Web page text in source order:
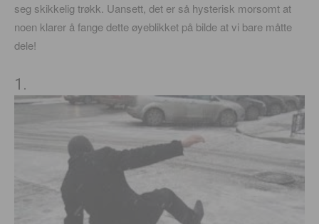
seg skikkelig trøkk. Uansett, det er så hysterisk morsomt at
noen klarer å fange dette øyeblikket på bilde at vi bare måtte
dele!
1.